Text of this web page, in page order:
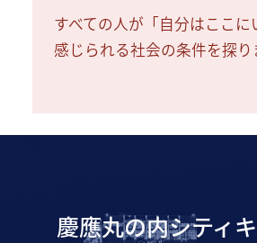
すべての人が「自分はここに
感じられる社会の条件を探り
慶應丸の内シティ